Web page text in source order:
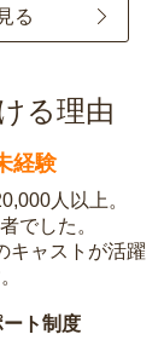
る
る理由
経験
人以上。
でした。
キャストが活躍
ト制度